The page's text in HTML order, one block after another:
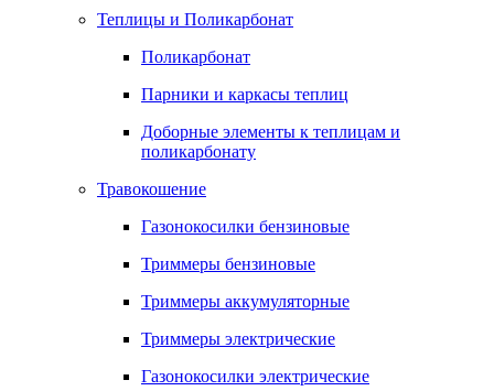
Теплицы и Поликарбонат
Поликарбонат
Парники и каркасы теплиц
Доборные элементы к теплицам и
поликарбонату
Травокошение
Газонокосилки бензиновые
Триммеры бензиновые
Триммеры аккумуляторные
Триммеры электрические
Газонокосилки электрические